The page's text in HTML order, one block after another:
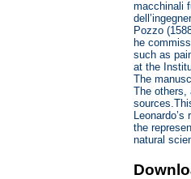
macchinali
Pozzo
he
such as
at the
The
The others,
the
natural